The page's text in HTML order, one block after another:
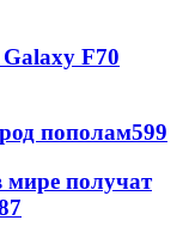
F70
пополам599
мире получат